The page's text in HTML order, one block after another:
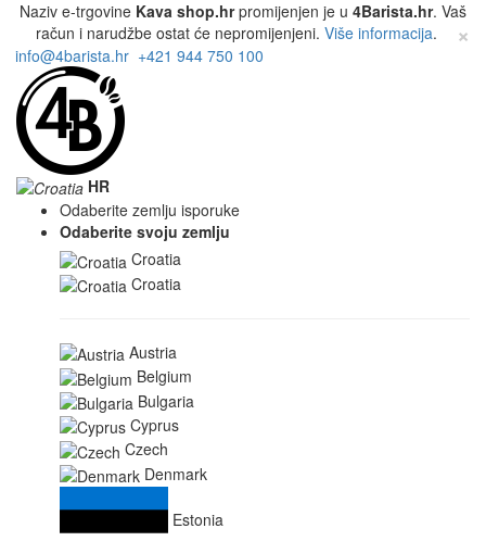
Naziv e-trgovine Kava shop.hrpromijenjen je u 4Barista.hr. Vaš
račun i narudžbe ostat će nepromijenjeni. Više informacija. ×
info@4barista.hr +421 944 750 100
HR
Odaberite zemlju isporuke
Odaberite svoju zemlju
Croatia
Croatia
Austria
Belgium
Bulgaria
Cyprus
Czech
Denmark
Estonia